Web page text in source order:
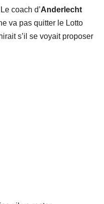
coach d’Anderlecht
va pas quitter le Lotto
s’il se voyait proposer